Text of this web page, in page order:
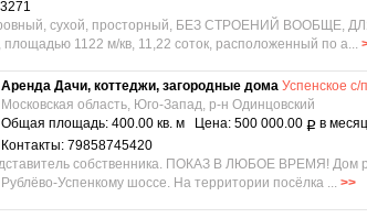
сухой, просторный, БЕЗ СТРОЕНИЙ ВООБЩЕ,
1122 м/кв, 11,22 соток, расположенный по а...
Аренда Дачи, коттеджи, загородные дома Успенское с/
Московская область, Юго-Запад, р-н Одинцовский
Общая площадь: 400.00 кв. м Цена: 500 000.00 Р в месяц
Контакты: 79858745420
собственника. ПОКАЗ В ЛЮБОЕ ВРЕМЯ! Дом
Успенкому шоссе. На территории посёлка ... >>